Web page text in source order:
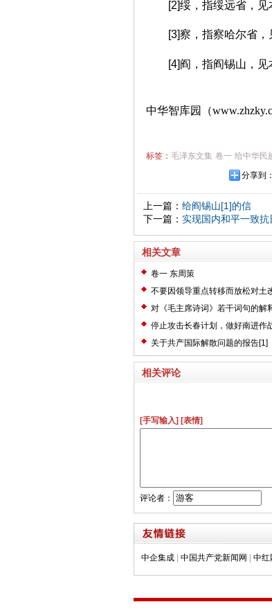
[2]绥，指绥远省，见
[3]察，指察哈尔省，
[4]阎，指阎锡山，见
中华智库园（
标签： 毛泽东文集 卷一 给中华民
分享到：
上一篇： 给阎锡山[1]的信
下一篇： 实现国内和平一致抗
相关文章
卷一 东周策
不要因领导重点转移而放松对土
对《毛主席诗词》若干词句的解
停止攻击长春计划，做好南进作
关于共产国际解散问题的报告[1]
相关评论
[手写输入] [表情]
评论者：
中企集成 中国共产党新闻网 中红